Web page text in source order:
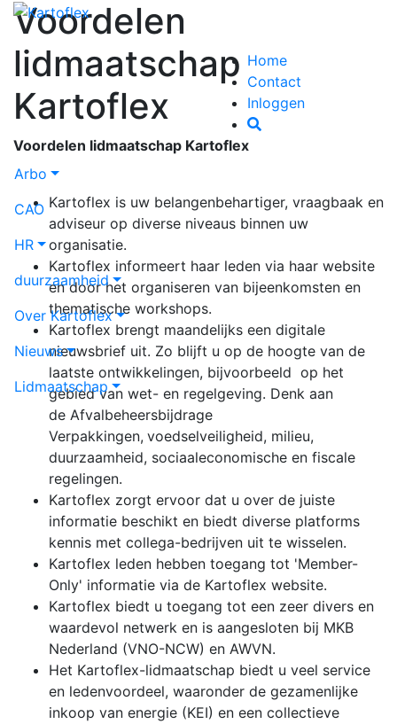
Home
Contact
Inloggen
Arbo
CAO
HR
duurzaamheid
Over Kartoflex
Nieuws
Lidmaatschap
Voordelen
lidmaatschap
Kartoflex
Voordelen lidmaatschap Kartoflex
Kartoflex is uw belangenbehartiger, vraagbaak en
adviseur op diverse niveaus binnen uw
organisatie.
Kartoflex informeert haar leden via haar website
en door het organiseren van bijeenkomsten en
thematische workshops.
Kartoflex brengt maandelijks een digitale
nieuwsbrief uit. Zo blijft u op de hoogte van de
laatste ontwikkelingen, bijvoorbeeld op het
gebied van wet- en regelgeving. Denk aan
de Afvalbeheersbijdrage
Verpakkingen, voedselveiligheid, milieu,
duurzaamheid, sociaaleconomische en fiscale
regelingen.
Kartoflex zorgt ervoor dat u over de juiste
informatie beschikt en biedt diverse platforms
kennis met collega-bedrijven uit te wisselen.
Kartoflex leden hebben toegang tot 'Member-
Only' informatie via de Kartoflex website.
Kartoflex biedt u toegang tot een zeer divers en
waardevol netwerk en is aangesloten bij MKB
Nederland (VNO-NCW) en AWVN.
Het Kartoflex-lidmaatschap biedt u veel service
en ledenvoordeel, waaronder de gezamenlijke
inkoop van energie (KEI) en een collectieve